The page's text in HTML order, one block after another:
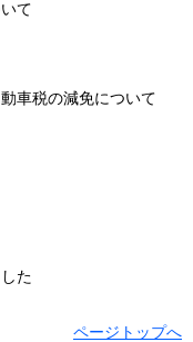
て
車税の減免について
た
ページトップへ